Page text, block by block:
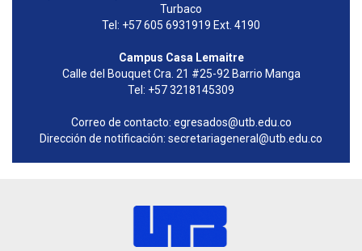
Turbaco
Tel: +57 605 6931919 Ext. 4190
Campus Casa Lemaitre
Calle del Bouquet Cra. 21 #25-92 Barrio Manga
Tel: +57 3218145309
Correo de contacto: egresados@utb.edu.co
Dirección de notificación: secretariageneral@utb.edu.co